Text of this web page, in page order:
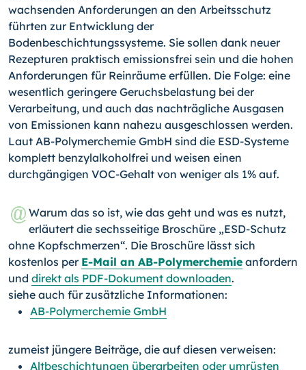
wachsenden Anforderungen an den Arbeitsschutz
führten zur Entwicklung der
Bodenbeschichtungssysteme. Sie sollen dank neuer
Rezepturen praktisch emissionsfrei sein und die hohen
Anforderungen für Reinräume erfüllen. Die Folge: eine
wesentlich geringere Geruchsbelastung bei der
Verarbeitung, und auch das nachträgliche Ausgasen
von Emissionen kann nahezu ausgeschlossen werden.
Laut AB-Polymerchemie GmbH sind die ESD-Systeme
komplett benzylalkoholfrei und weisen einen
durchgängigen VOC-Gehalt von weniger als 1% auf.
Warum das so ist, wie das geht und was es nutzt,
erläutert die sechsseitige Broschüre „ESD-Schutz
ohne Kopfschmerzen“. Die Broschüre lässt sich
kostenlos per E-Mail an AB-Polymerchemie anfordern
und direkt als PDF-Dokument downloaden.
siehe auch für zusätzliche Informationen:
AB-Polymerchemie GmbH
zumeist jüngere Beiträge, die auf diesen verweisen:
Altbeschichtungen überarbeiten oder umrüsten